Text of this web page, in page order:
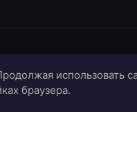
использовать
браузера.